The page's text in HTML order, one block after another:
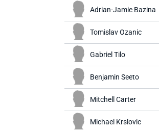
Adrian-Jamie Bazina
Tomislav Ozanic
Gabriel Tilo
Benjamin Seeto
Mitchell Carter
Michael Krslovic